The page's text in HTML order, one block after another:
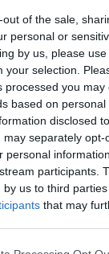
out of the sale,
personal or
by us, please
your selection.
processed you may
based on
disclosed
may separately
personal
participants.
by us to third
that may